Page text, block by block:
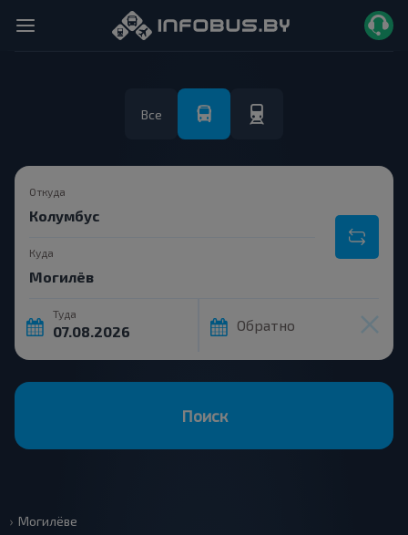
Все
Откуда
Куда
Туда
Обратно
Поиск
Могилёве